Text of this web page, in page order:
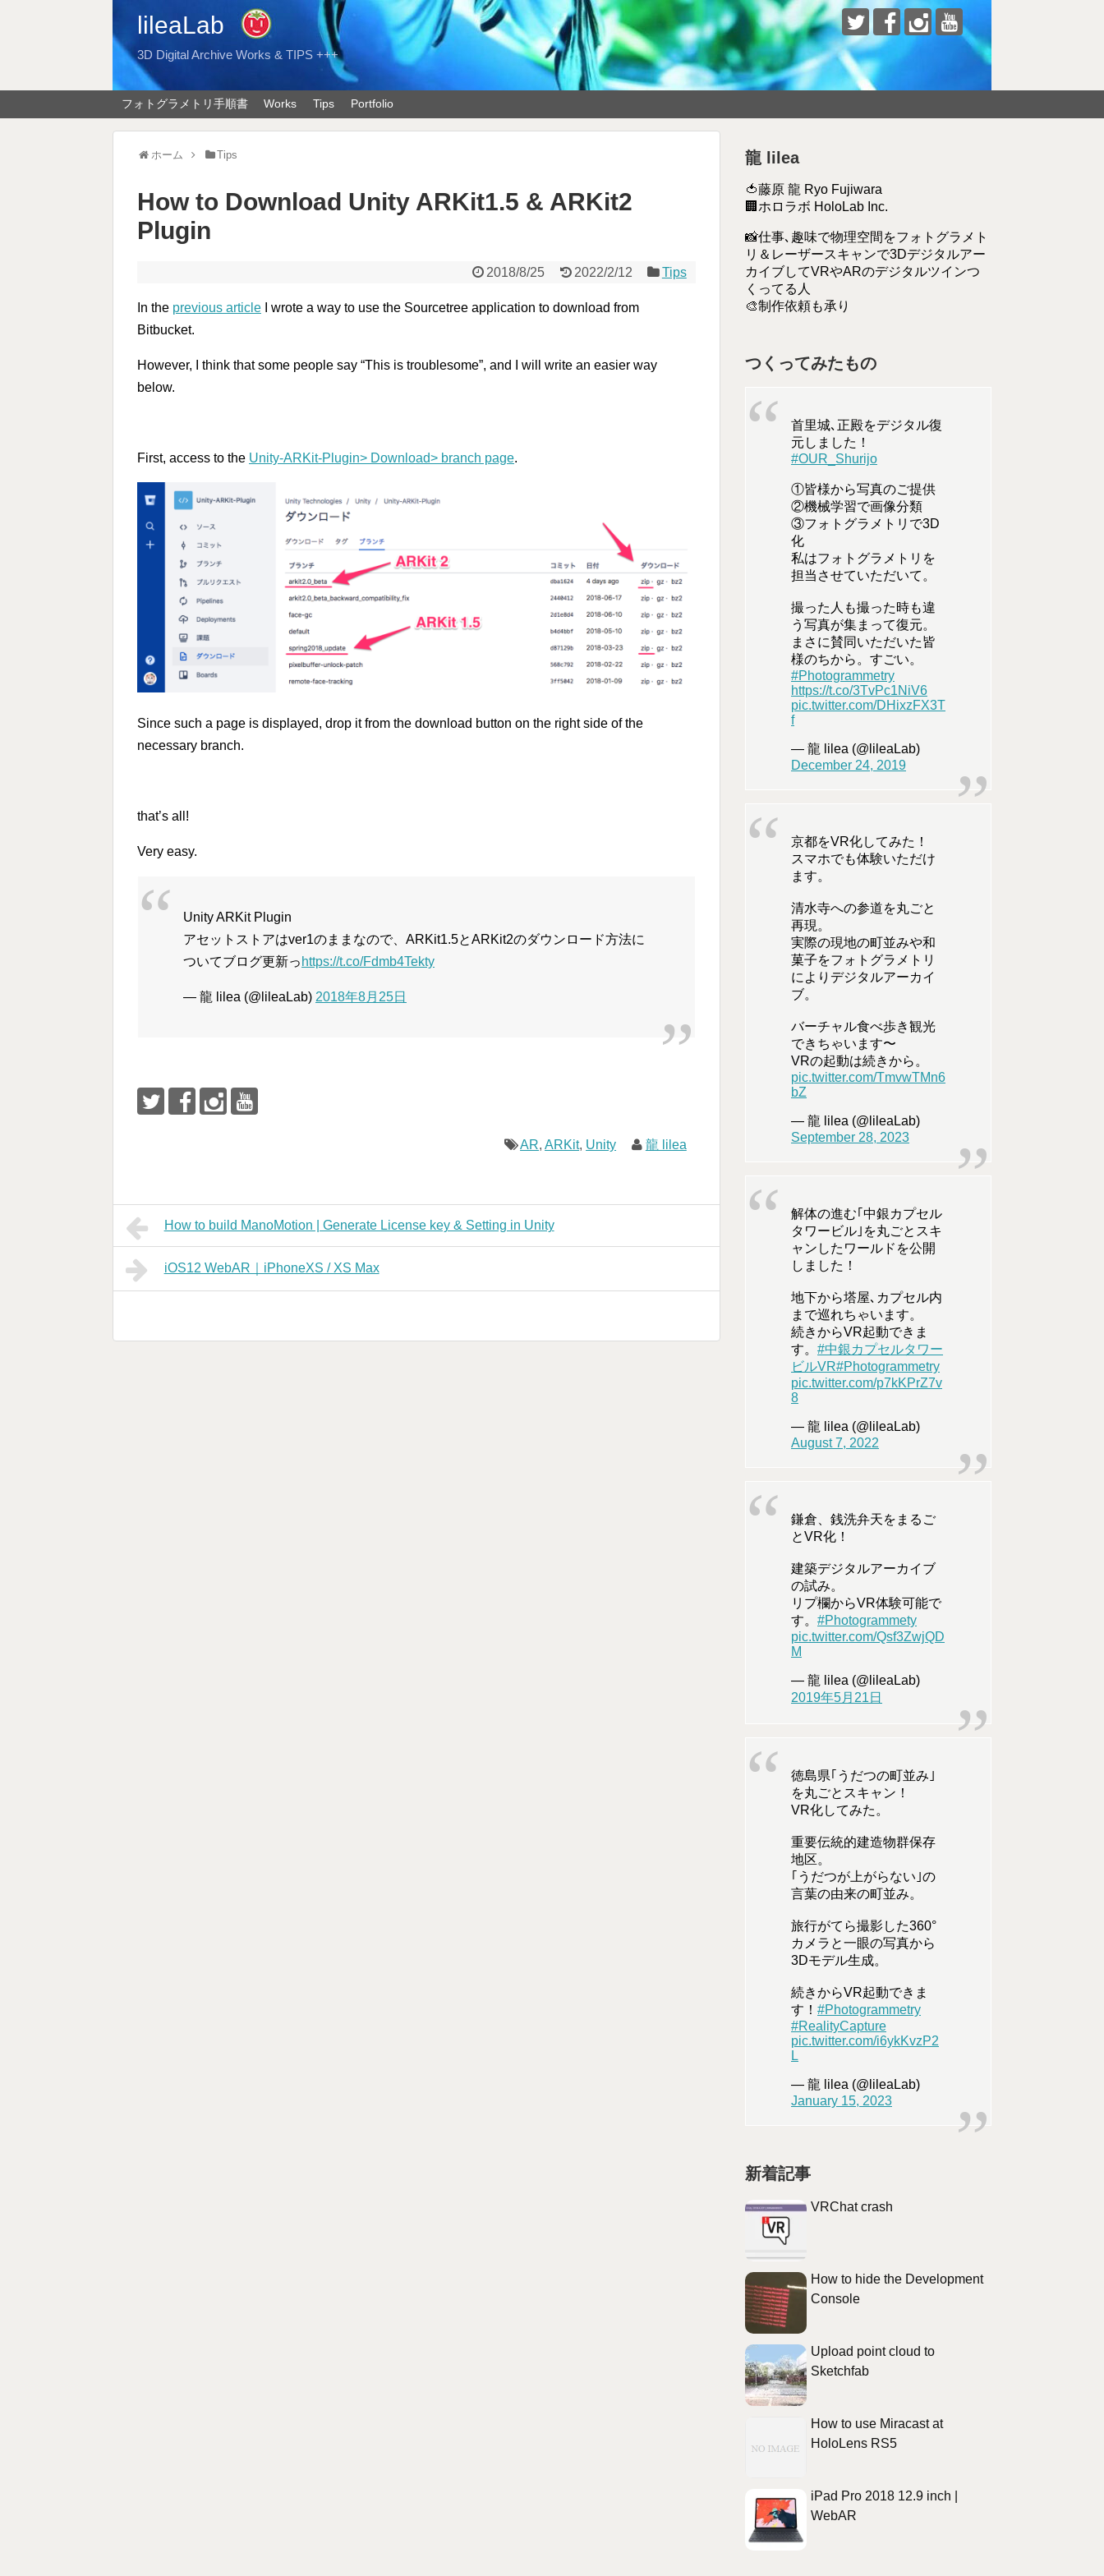
lileaLab
3D Digital Archive Works & TIPS +++
フォトグラメトリ手順書 Works Tips Portfolio
ホーム Tips
How to Download Unity ARKit1.5 & ARKit2
Plugin
2018/8/25 2022/2/12 Tips
In the previous article I wrote a way to use the Sourcetree application to download from
Bitbucket.
However, I think that some people say “This is troublesome”, and I will write an easier way
below.
First, access to the Unity-ARKit-Plugin> Download> branch page.
Since such a page is displayed, drop it from the download button on the right side of the
necessary branch.
that’s all!
Very easy.
Unity ARKit Plugin
アセットストアはver1のままなので、ARKit1.5とARKit2のダウンロード方法に
ついてブログ更新っ https://t.co/Fdmb4Tekty
— 龍 lilea (@lileaLab) 2018年8月25日
AR,ARKit, Unity 龍 lilea
How to build ManoMotion | Generate License key & Setting in Unity
iOS12 WebAR｜iPhoneXS / XS Max
龍 lilea
🍅藤原 龍 Ryo Fujiwara
🏢ホロラボ HoloLab Inc.
📸仕事､趣味で物理空間をフォトグラメト
リ＆レーザースキャンで3Dデジタルアー
カイブしてVRやARのデジタルツインつ
くってる人
🎨制作依頼も承り
つくってみたもの
首里城､正殿をデジタル復
元しました！
#OUR_Shurijo
①皆様から写真のご提供
②機械学習で画像分類
③フォトグラメトリで3D
化
私はフォトグラメトリを
担当させていただいて。
撮った人も撮った時も違
う写真が集まって復元。
まさに賛同いただいた皆
様のちから。すごい。
#Photogrammetry
https://t.co/3TvPc1NiV6
pic.twitter.com/DHixzFX3T
f
— 龍 lilea (@lileaLab)
December 24, 2019
京都をVR化してみた！
スマホでも体験いただけ
ます。
清水寺への参道を丸ごと
再現。
実際の現地の町並みや和
菓子をフォトグラメトリ
によりデジタルアーカイ
ブ。
バーチャル食べ歩き観光
できちゃいます〜
VRの起動は続きから。
pic.twitter.com/TmvwTMn6
bZ
— 龍 lilea (@lileaLab)
September 28, 2023
解体の進む｢中銀カプセル
タワービル｣を丸ごとスキ
ャンしたワールドを公開
しました！
地下から塔屋､カプセル内
まで巡れちゃいます。
続きからVR起動できま
す。 #中銀カプセルタワー
ビルVR#Photogrammetry
pic.twitter.com/p7kKPrZ7v
8
— 龍 lilea (@lileaLab)
August 7, 2022
鎌倉、銭洗弁天をまるご
とVR化！
建築デジタルアーカイブ
の試み。
リプ欄からVR体験可能で
す。 #Photogrammety
pic.twitter.com/Qsf3ZwjQD
M
— 龍 lilea (@lileaLab)
2019年5月21日
徳島県｢うだつの町並み｣
を丸ごとスキャン！
VR化してみた。
重要伝統的建造物群保存
地区。
｢うだつが上がらない｣の
言葉の由来の町並み。
旅行がてら撮影した360°
カメラと一眼の写真から
3Dモデル生成。
続きからVR起動できま
す！ #Photogrammetry
#RealityCapture
pic.twitter.com/i6ykKvzP2
L
— 龍 lilea (@lileaLab)
January 15, 2023
新着記事
VRChat crash
How to hide the Development
Console
Upload point cloud to
Sketchfab
How to use Miracast at
HoloLens RS5
iPad Pro 2018 12.9 inch |
WebAR